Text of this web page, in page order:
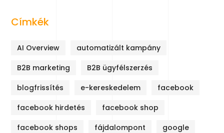
Címkék
AI Overview
automatizált kampány
B2B marketing
B2B ügyfélszerzés
blogfrissítés
e-kereskedelem
facebook
facebook hirdetés
facebook shop
facebook shops
fájdalompont
google